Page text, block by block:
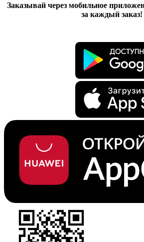
Заказывай через мобильное
за каждый заказ!